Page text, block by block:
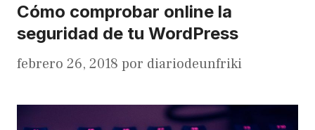
Cómo comprobar online la
seguridad de tu WordPress
febrero 26, 2018 por diariodeunfriki